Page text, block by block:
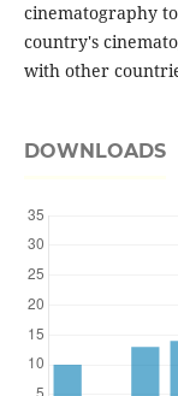
cinematography
country's
with other
DOWNLOADS